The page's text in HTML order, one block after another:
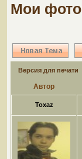
Мои
Версия для печати
Автор
Toxaz